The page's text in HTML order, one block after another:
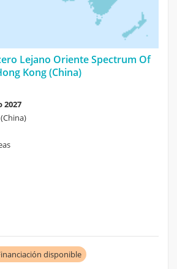
Lejano Oriente Spectrum Of
Kong (China)
2027
disponible